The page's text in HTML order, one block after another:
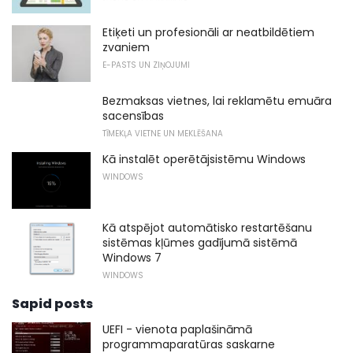
Etiķeti un profesionāli ar neatbildētiem
zvaniem
E-PASTS UN ZIŅOJUMI
Bezmaksas vietnes, lai reklamētu emuāra
sacensības
TĪMEKĻA VIETNE UN MEKLĒŠANA
Kā instalēt operētājsistēmu Windows
WINDOWS
Kā atspējot automātisko restartēšanu
sistēmas kļūmes gadījumā sistēmā
Windows 7
WINDOWS
Sapid posts
UEFI - vienota paplašināmā
programmaparatūras saskarne